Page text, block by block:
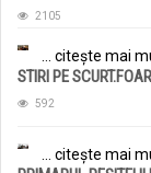
2105
... citește mai
STIRI PE
592
... citește mai